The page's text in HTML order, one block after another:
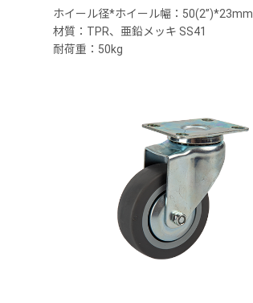
ホイール径*ホイール幅：50(2”)*23mm
材質：TPR、亜鉛メッキ SS41
耐荷重：50kg